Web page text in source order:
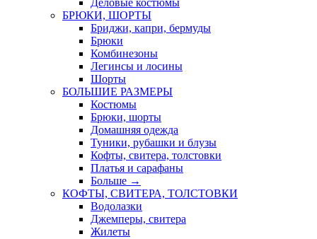
Деловые костюмы
БРЮКИ, ШОРТЫ
Бриджи, капри, бермуды
Брюки
Комбинезоны
Легинсы и лосины
Шорты
БОЛЬШИЕ РАЗМЕРЫ
Костюмы
Брюки, шорты
Домашняя одежда
Туники, рубашки и блузы
Кофты, свитера, толстовки
Платья и сарафаны
Больше →
КОФТЫ, СВИТЕРА, ТОЛСТОВКИ
Водолазки
Джемперы, свитера
Жилеты